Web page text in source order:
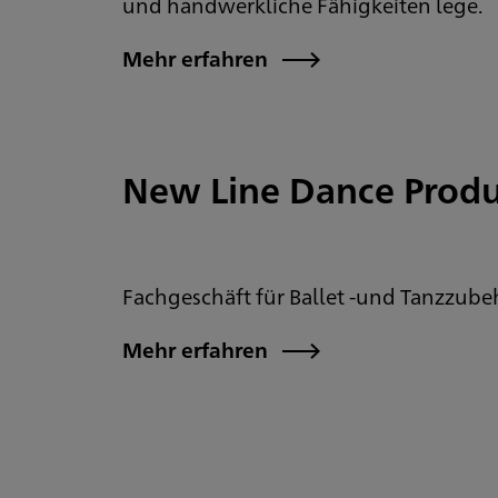
Mehr erfahren
New Line Dance
Fachgeschäft für Ballet -und
Mehr erfahren